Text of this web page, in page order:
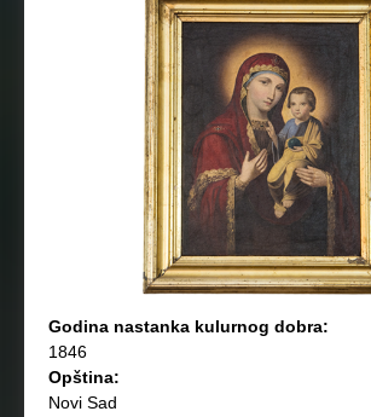
Godina nastanka kulurnog dobra:
1846
Opština:
Novi Sad